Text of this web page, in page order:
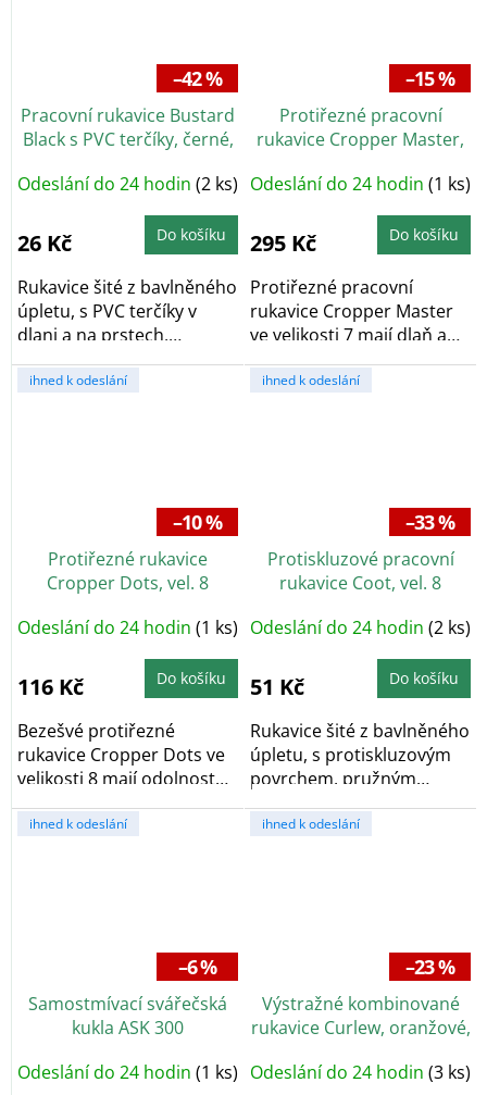
–42 %
Pracovní rukavice Bustard
Black s PVC terčíky, černé,
Odeslání do 24 hodin (2 ks)
26 Kč Do košíku
Rukavice šité z bavlněného
úpletu, s PVC terčíky v
dlani a na prstech,
pružinkou na...
–15 %
Protiřezné pracovní
rukavice Cropper Master,
Odeslání do 24 hodin (1 ks)
295 Kč Do košíku
Protiřezné pracovní
rukavice Cropper Master
ve velikosti 7 mají dlaň a
prsty zesílené...
ihned k odeslání
–10 %
Protiřezné rukavice
Cropper Dots, vel. 8
Odeslání do 24 hodin (1 ks)
116 Kč Do košíku
Bezešvé protiřezné
rukavice Cropper Dots ve
velikosti 8 mají odolnost
proti prořezu...
ihned k odeslání
–33 %
Protiskluzové pracovní
rukavice Coot, vel. 8
Odeslání do 24 hodin (2 ks)
51 Kč Do košíku
Rukavice šité z bavlněného
úpletu, s protiskluzovým
povrchem, pružným
nápletem na...
ihned k odeslání
–6 %
Samostmívací svářečská
kukla ASK 300
Odeslání do 24 hodin (1 ks)
ihned k odeslání
–23 %
Výstražné kombinované
rukavice Curlew, oranžové,
Odeslání do 24 hodin (3 ks)